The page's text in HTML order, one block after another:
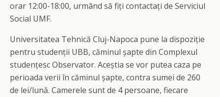
orar 12:00-18:00, urmând să fiți contactați de Serviciul
Social UMF.
Universitatea Tehnică Cluj-Napoca pune la dispoziție
pentru studenții UBB, căminul șapte din Complexul
studențesc Observator. Aceștia se vor putea caza pe
perioada verii în căminul șapte, contra sumei de 260
de lei/lună. Camerele sunt de 4 persoane, fiecare